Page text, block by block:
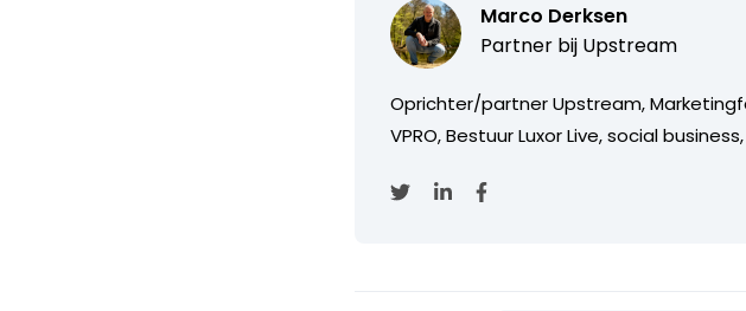
Marco Derksen
Partner bij Upstream
Oprichter/partner Upstream,
VPRO, Bestuur Luxor Live, social